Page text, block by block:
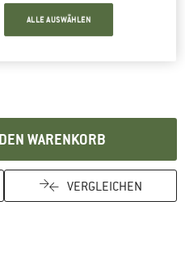
XXL
sich in einer Infobox und
WARENKORB
VERGLEICHEN
Zahlungs-Infos hier! Öffnet
ALLE AUSWÄHLEN